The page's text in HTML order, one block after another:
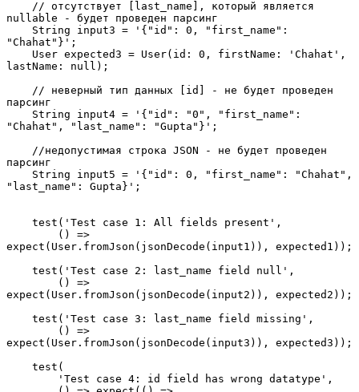
nullable - будет проведен парсинг
"Chahat"}';
lastName: null);
парсинг
"Chahat", "last_name": "Gupta"}';
парсинг
"last_name": Gupta}';
    test('Test case 1: All fields present',
expect(User.fromJson(jsonDecode(input1)), expected1));
    test('Test case 2: last_name field null',
expect(User.fromJson(jsonDecode(input2)), expected2));
    test('Test case 3: last_name field missing',
expect(User.fromJson(jsonDecode(input3)), expected3));
    test(
        'Test case 4: id field has wrong datatype',